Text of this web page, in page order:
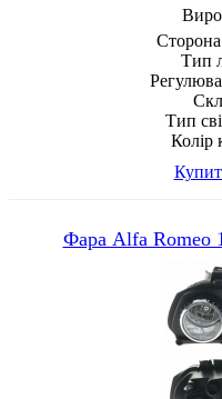
Тип
Тип
Колір
Фара Alfa Romeo